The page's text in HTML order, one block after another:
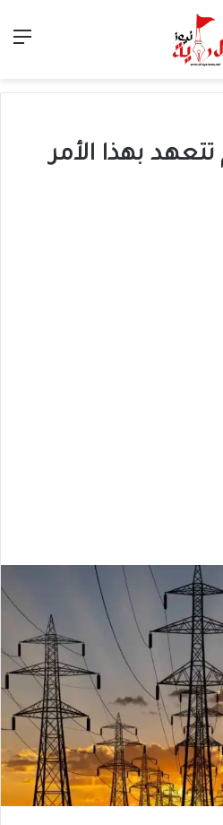
بهذا الأمر